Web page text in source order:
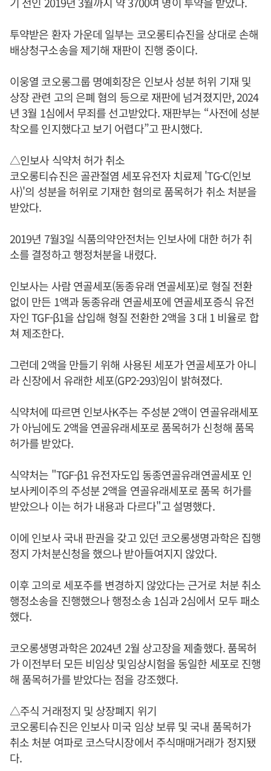
투약받은 환자 가운데 일부는 코오롱티슈진을 상대로 손해
배상청구소송을 제기해 재판이 진행 중이다.
이웅열 코오롱그룹 명예회장은 인보사 성분 허위 기재 및
상장 관련 고의 은폐 혐의 등으로 재판에 넘겨졌지만, 2024
년 3월 1심에서 무죄를 선고받았다. 재판부는 “사전에 성분
착오를 인지했다고 보기 어렵다”고 판시했다.
△인보사 식약처 허가 취소
코오롱티슈진은 골관절염 세포유전자 치료제 'TG-C(인보
사)'의 성분을 허위로 기재한 혐의로 품목허가 취소 처분을
받았다.
2019년 7월3일 식품의약안전처는 인보사에 대한 허가 취
소를 결정하고 행정처분을 내렸다.
인보사는 사람 연골세포(동종유래 연골세포)로 형질 전환
없이 만든 1액과 동종유래 연골세포에 연골세포증식 유전
자인 TGF-β1을 삽입해 형질 전환한 2액을 3 대 1 비율로 합
쳐 제조한다.
그런데 2액을 만들기 위해 사용된 세포가 연골세포가 아니
라 신장에서 유래한 세포(GP2-293)임이 밝혀졌다.
식약처에 따르면 인보사K주는 주성분 2액이 연골유래세포
가 아님에도 2액을 연골유래세포로 품목허가 신청해 품목
허가를 받았다.
식약처는 "TGF-β1 유전자도입 동종연골유래연골세포 인
보사케이주의 주성분 2액을 연골유래세포로 품목 허가를
받았으나 이는 허가 내용과 다르다"고 설명했다.
이에 인보사 국내 판권을 갖고 있던 코오롱생명과학은 집행
정지 가처분신청을 했으나 받아들여지지 않았다.
이후 고의로 세포주를 변경하지 않았다는 근거로 처분 취소
행정소송을 진행했으나 행정소송 1심과 2심에서 모두 패소
했다.
코오롱생명과학은 2024년 2월 상고장을 제출했다. 품목허
가 이전부터 모든 비임상 및임상시험을 동일한 세포로 진행
해 품목허가를 받았다는 점을 강조했다.
△주식 거래정지 및 상장폐지 위기
코오롱티슈진은 인보사 미국 임상 보류 및 국내 품목허가
취소 처분 여파로 코스닥시장에서 주식매매거래가 정지됐
다.